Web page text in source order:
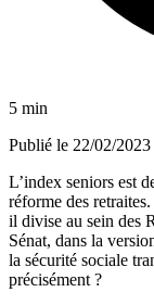
5 min
Publié le 22/02/
L’index seniors est
réforme des
il divise au sein des
Sénat, dans la
la sécurité sociale
précisément ?